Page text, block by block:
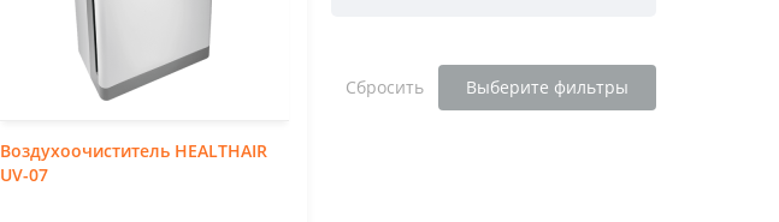
Воздухоочиститель HEALTHAIR
UV-07
Сбросить Выберите фильтры